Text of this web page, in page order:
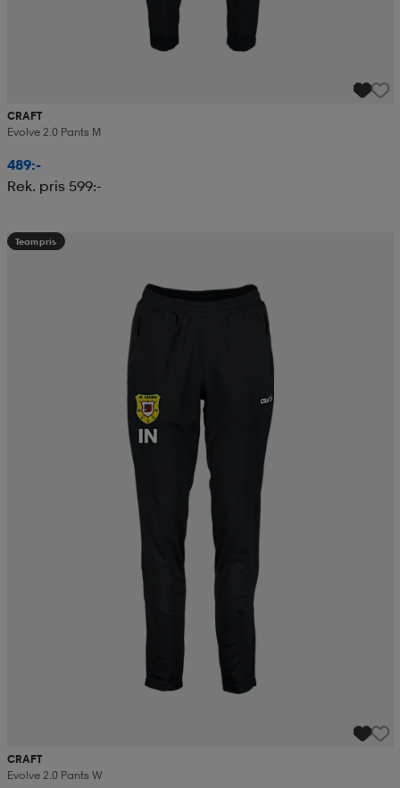
CRAFT
Evolve 2.0 Pants M
489:-
Rek. pris 599:-
Teampris
CRAFT
Evolve 2.0 Pants W